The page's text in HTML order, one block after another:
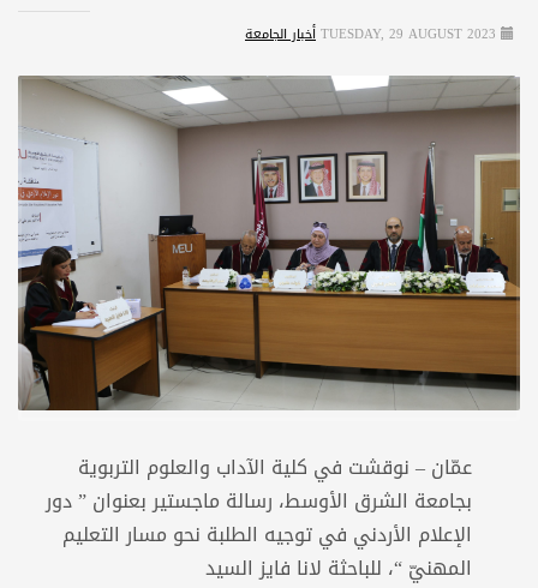
TUESDAY, 29 AUGUST 2023أخبار الجامعة
عمّان – نوقشت في كلية الآداب والعلوم التربوية
بجامعة الشرق الأوسط، رسالة ماجستير بعنوان ” دور
الإعلام الأردني في توجيه الطلبة نحو مسار التعليم
المهنيّ “، للباحثة لانا فايز السيد